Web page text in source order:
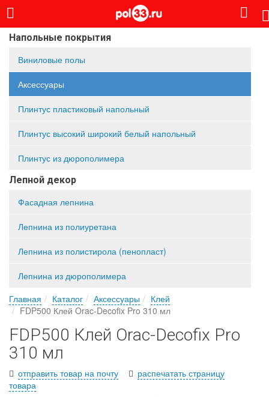
Напольные покрытия
Виниловые полы
Аксессуары
Плинтус пластиковый напольный
Плинтус высокий широкий белый напольный
Плинтус из дюрополимера
Лепной декор
Фасадная лепнина
Лепнина из полиуретана
Лепнина из полистирола (пенопласт)
Лепнина из дюрополимера
Главная
Каталог Аксессуары
Клей
FDP500 Клей Orac-Decofix Pro 310 мл
FDP500 Клей Orac-Decofix Pro
310 мл
отправить товар на почту
распечатать страницу
товара